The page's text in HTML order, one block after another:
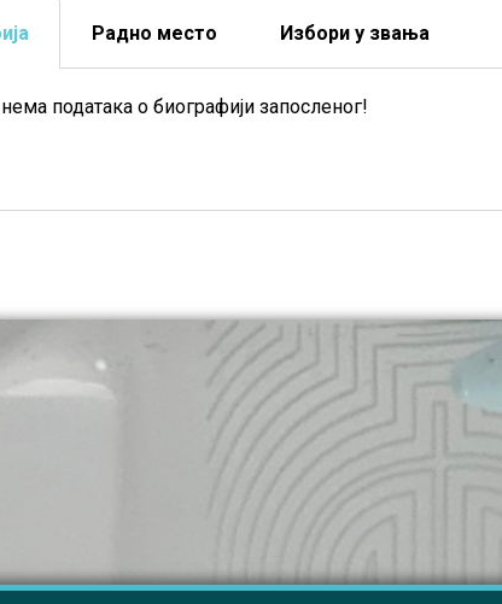
Радно место Избори у звања
података о биографији запосленог!